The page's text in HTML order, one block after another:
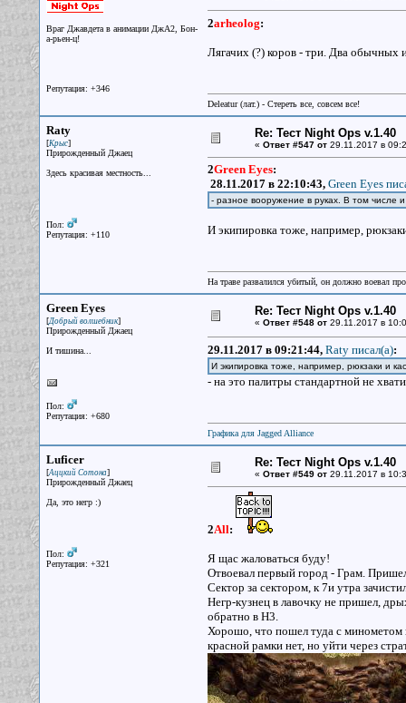
Враг Джавдета в анимации ДжА2, Бон-
а-рьен-ц!
Репутация: +346
2arheolog:
Лягачих (?) коров - три. Два обычных
Deleatur (лат.) - Стереть все, совсем все!
Raty
[Крыс]
Прирожденный Джаец
Здесь красивая местность...
Пол:
Репутация: +110
Re: Тест Night Ops v.1.40
« Ответ #547 от29.11.2017 в
2Green Eyes:
28.11.2017 в 22:10:43, Green Eyes
- разное вооружение в руках. В том числе
И экипировка тоже, например,
На траве развалился убитый, он должно воевал
Green Eyes
[Добрый волшебник]
Прирожденный Джаец
И тишина...
Пол:
Репутация: +680
Re: Тест Night Ops v.1.40
« Ответ #548 от29.11.2017 в
29.11.2017 в 09:21:44, Raty писал(a):
И экипировка тоже, например, рюкзаки и
- на это палитры стандартной не
Графика для Jagged Alliance
Luficer
[Аццкий Сотона]
Прирожденный Джаец
Да, это негр :)
Пол:
Репутация: +321
Re: Тест Night Ops v.1.40
« Ответ #549 от29.11.2017 в
2All:
Я щас жаловаться буду!
Отвоевал первый город - Грам.
Сектор за сектором, к 7и утра
Негр-кузнец в лавочку не пришел,
обратно в Н3.
Хорошо, что пошел туда с минометом
красной рамки нет, но уйти через